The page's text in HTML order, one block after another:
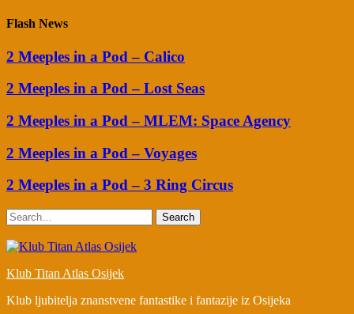
Flash News
2 Meeples in a Pod – Calico
2 Meeples in a Pod – Lost Seas
2 Meeples in a Pod – MLEM: Space Agency
2 Meeples in a Pod – Voyages
2 Meeples in a Pod – 3 Ring Circus
Search
Klub Titan Atlas Osijek
Klub ljubitelja znanstvene fantastike i fantazije iz Osijeka